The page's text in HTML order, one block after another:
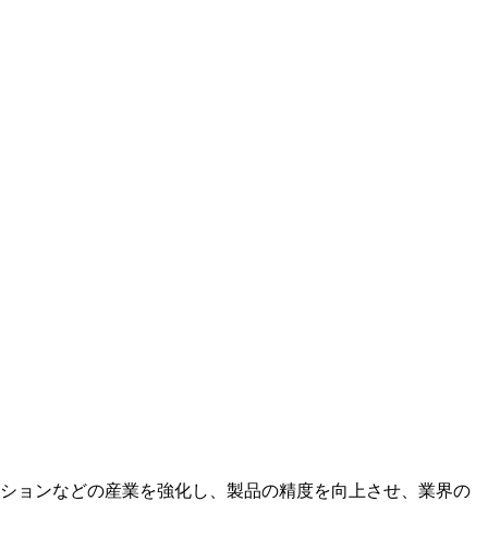
ョンなどの産業を強化し、製品の精度を向上させ、業界の